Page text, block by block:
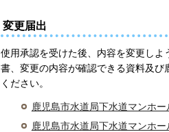
変更届出
使用承認を受けた後、内容を変更し
書、変更の内容が確認できる資料及
ください。
鹿児島市水道局下水道マンホ
鹿児島市水道局下水道マンホ